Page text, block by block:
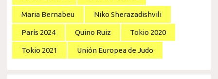
Maria Bernabeu Niko Sherazadishvili
París 2024 Quino Ruiz Tokio 2020
Tokio 2021 Unión Europea de Judo